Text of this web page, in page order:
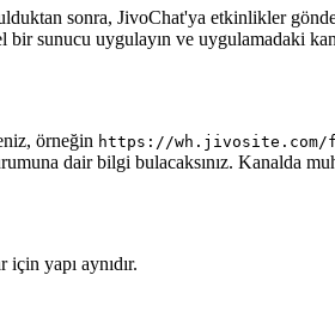
sonra, JivoChat'ya etkinlikler
bir sunucu uygulayın ve uygulamadaki
örneğin https://wh.jivosite.com/
dair bilgi bulacaksınız. Kanalda
yapı aynıdır.